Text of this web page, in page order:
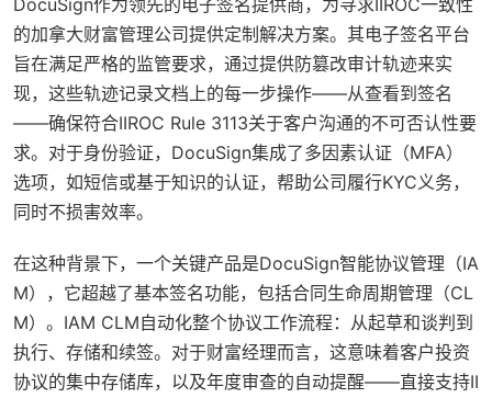
的加拿大财富管理公司提供定制解决方案。其电子签名平台
旨在满足严格的监管要求，通过提供防篡改审计轨迹来实
现，这些轨迹记录文档上的每一步操作——从查看到签名
——确保符合IIROC Rule 3113关于客户沟通的不可否认性要
求。对于身份验证，DocuSign集成了多因素认证（MFA）
选项，如短信或基于知识的认证，帮助公司履行KYC义务，
同时不损害效率。
在这种背景下，一个关键产品是DocuSign智能协议管理（IA
M），它超越了基本签名功能，包括合同生命周期管理（CL
M）。IAM CLM自动化整个协议工作流程：从起草和谈判到
执行、存储和续签。对于财富经理而言，这意味着客户投资
协议的集中存储库，以及年度审查的自动提醒——直接支持II